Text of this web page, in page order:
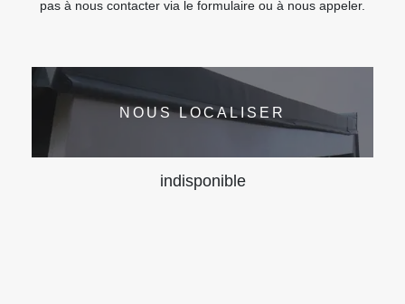
pas à nous contacter via le formulaire ou à nous appeler.
NOUS LOCALISER
indisponible